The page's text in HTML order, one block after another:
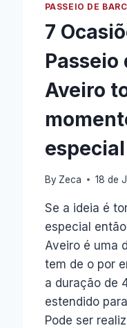
PASSEIO DE
7
Passeio
Aveiro
especial
By Zeca 18 de
Se a ideia é
especial
Aveiro é uma
tem de o por
a duração de
estendido
Pode ser